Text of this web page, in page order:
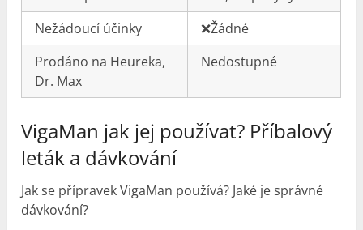
Nežádoucí účinky
❌Žádné
Prodáno na Heureka,
Dr. Max
Nedostupné
VigaMan jak jej používat? Příbalový
leták a dávkování
Jak se přípravek VigaMan používá? Jaké je správné
dávkování?